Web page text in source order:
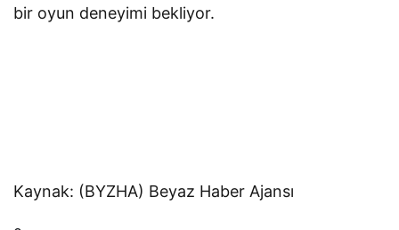
bir oyun deneyimi bekliyor.
Kaynak: (BYZHA) Beyaz Haber Ajansı